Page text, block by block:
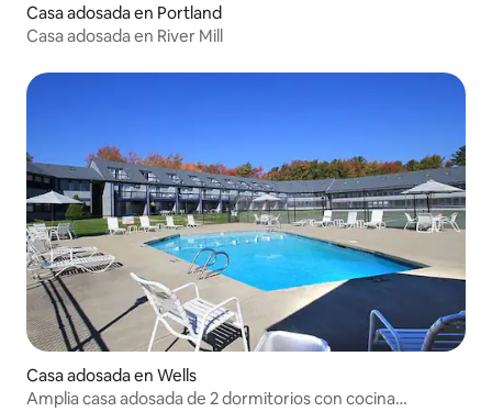
Casa adosada en Portland
Casa adosada en River Mill
Casa adosada en Wells
Amplia casa adosada de 2 dormitorios con cocina